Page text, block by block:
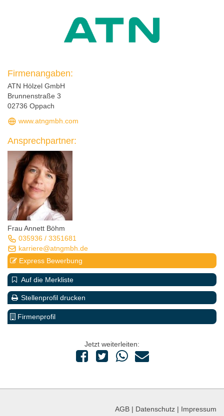
Firmenangaben:
ATN Hölzel GmbH
Brunnenstraße 3
02736 Oppach
www.atngmbh.com
Ansprechpartner:
Frau Annett Böhm
035936 / 3351681
karriere@atngmbh.de
Express Bewerbung
Auf die Merkliste
Stellenprofil drucken
Firmenprofil
Jetzt weiterleiten:
AGB | Datenschutz | Impressum